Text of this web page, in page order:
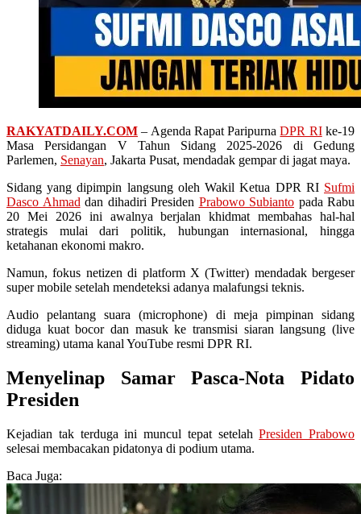
RAKYATDAILY.COM – Agenda Rapat ParipurnaDPR RIke-19
Masa Persidangan V Tahun Sidang 2025-2026 di Gedung
Parlemen, Senayan, Jakarta Pusat, mendadak gempar di jagat maya.
Sidang yang dipimpin langsung oleh Wakil Ketua DPR RI Sufmi
Dasco Ahmad dan dihadiri Presiden Prabowo Subianto pada Rabu
20 Mei 2026 ini awalnya berjalan khidmat membahas hal-hal
strategis mulai dari politik, hubungan internasional, hingga
ketahanan ekonomi makro.
Namun, fokus netizen di platform X (Twitter) mendadak bergeser
super mobile setelah mendeteksi adanya malafungsi teknis.
Audio pelantang suara (microphone) di meja pimpinan sidang
diduga kuat bocor dan masuk ke transmisi siaran langsung (live
streaming) utama kanal YouTube resmi DPR RI.
Menyelinap Samar Pasca-Nota Pidato
Presiden
Kejadian tak terduga ini muncul tepat setelahPresiden Prabowo
selesai membacakan pidatonya di podium utama.
Baca Juga: